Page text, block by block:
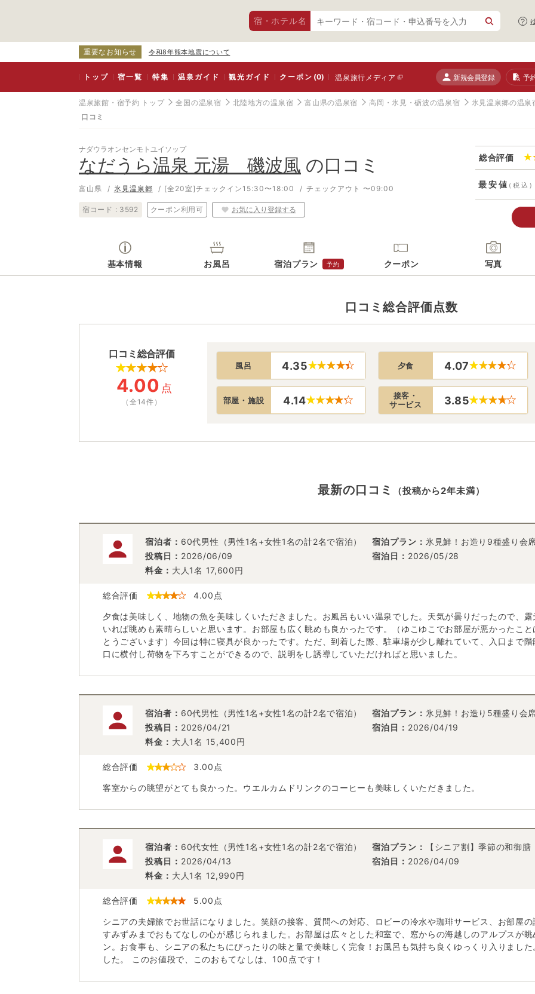
宿・ホテル名
重要なお知らせ 令和8年熊本地震について
トップ 宿一覧 特集 温泉ガイド 観光ガイド クーポン(0) 温泉旅行メディア 新規会員登録 予
温泉旅館・宿予約 トップ 全国の温泉宿 北陸地方の温泉宿 富山県の温泉宿 高岡・氷見・砺波の温泉宿
氷見温泉郷の温泉
口コミ
ナダウラオンセンモトユイソップ
なだうら温泉 元湯 磯波風 の口コミ
富山県 氷見温泉郷 [全20室]チェックイン15:30〜18:00 チェックアウト 〜09:00
宿コード : 3592 クーポン利用可 お気に入り登録する
総合評価
最安値 (税込)
基本情報 お風呂 宿泊プラン 予約 クーポン 写真
口コミ総合評価点数
口コミ総合評価
4.00 点
（全14件）
風呂 4.35 夕食 4.07
部屋・施設 4.14
接客・
サービス
3.85
最新の口コミ （投稿から2年未満）
宿泊者： 60代男性（男性1名+女性1名の計2名で宿泊）
宿泊日： 2026/05/28
宿泊プラン： 氷見鮮！お造り9種盛り会
料金： 大人1名 17,600円
投稿日： 2026/06/09
総合評価 4.00 点
夕食は美味しく、地物の魚を美味しくいただきました。お風呂もいい温泉でした。天気が曇りだったので、
いれば眺めも素晴らしいと思います。お部屋も広く眺めも良かったです。（ゆこゆこでお部屋が悪かったこ
とうございます）今回は特に寝具が良かったです。ただ、到着した際、駐車場が少し離れていて、入口まで
口に横付し荷物を下ろすことができるので、説明をし誘導していただければと思いました。
宿泊者： 60代男性（男性1名+女性1名の計2名で宿泊）
宿泊日： 2026/04/19
宿泊プラン： 氷見鮮！お造り5種盛り会
料金： 大人1名 15,400円
投稿日： 2026/04/21
総合評価 3.00 点
客室からの眺望がとても良かった。ウエルカムドリンクのコーヒーも美味しくいただきました。
宿泊者： 60代女性（男性1名+女性1名の計2名で宿泊）
宿泊日： 2026/04/09
宿泊プラン： 【シニア割】季節の和御膳
料金： 大人1名 12,990円
投稿日： 2026/04/13
総合評価 5.00 点
シニアの夫婦旅でお世話になりました。笑顔の接客、質問への対応、ロビーの冷水や珈琲サービス、お部屋
すみずみまでおもてなしの心が感じられました。お部屋は広々とした和室で、窓からの海越しのアルプスが
ン。お食事も、シニアの私たちにぴったりの味と量で美味しく完食！お風呂も気持ち良くゆっくり入りまし
した。 このお値段で、このおもてなしは、100点です！